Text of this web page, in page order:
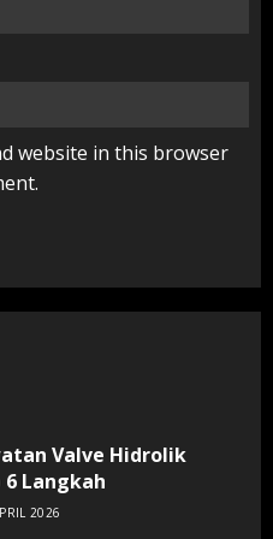
website in this browser
Valve Hidrolik
6 Langkah
2026